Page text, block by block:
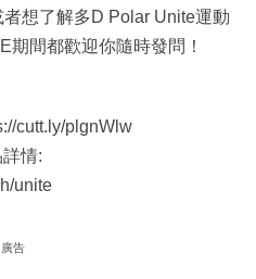
想了解多D Polar Unite運動
間都歡迎你隨時發問！
cutt.ly/plgnWlw
情:
unite
廣告